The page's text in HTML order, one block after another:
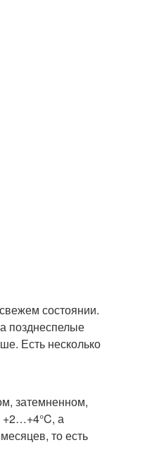
состоянии.
позднеспелые
Есть несколько
затемненном,
+2…+4°C, а
то есть